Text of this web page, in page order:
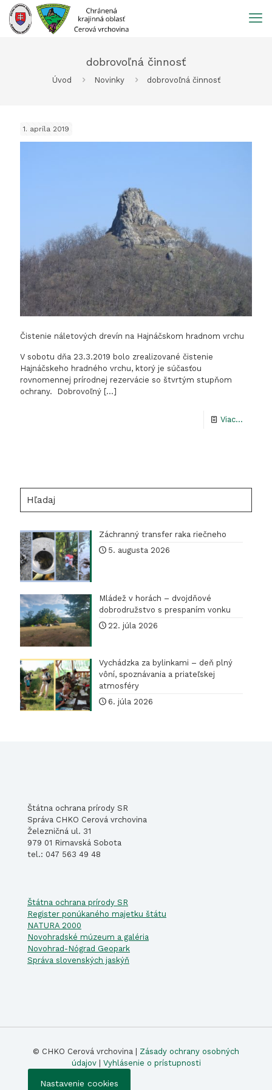
Prejsť
obsah
dobrovoľná činnosť
Úvod Novinky dobrovoľná činnosť
1. apríla 2019
Čistenie náletových drevín na Hajnáčskom hradnom vrchu
V sobotu dňa 23.3.2019 bolo zrealizované čistenie
Hajnáčskeho hradného vrchu, ktorý je súčasťou
rovnomennej prírodnej rezervácie so štvrtým stupňom
ochrany. Dobrovoľný […]
Viac...
na
Záchranný transfer raka riečneho
5. augusta 2026
Mládež v horách – dvojdňové
dobrodružstvo s prespaním vonku
22. júla 2026
Vychádzka za bylinkami – deň plný
vôní, spoznávania a priateľskej
atmosféry
6. júla 2026
Štátna ochrana prírody SR
Správa CHKO Cerová vrchovina
Železničná ul. 31
979 01 Rimavská Sobota
tel.: 047 563 49 48
Štátna ochrana prírody SR
Register ponúkaného majetku štátu
NATURA 2000
Novohradské múzeum a galéria
Novohrad-Nógrad Geopark
Správa slovenských jaskýň
© CHKO Cerová vrchovina | Zásady ochrany osobných
údajov| Vyhlásenie o prístupnosti
Nastavenie cookies